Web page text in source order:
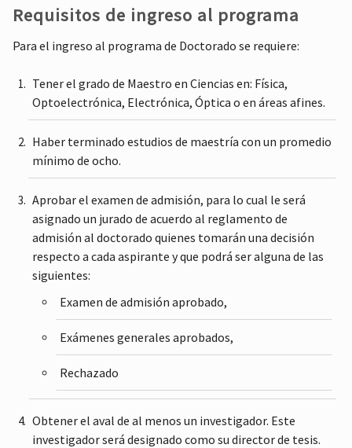
Requisitos de ingreso al programa
Para el ingreso al programa de Doctorado se requiere:
Tener el grado de Maestro en Ciencias en: Física,
Optoelectrónica, Electrónica, Óptica o en áreas afines.
Haber terminado estudios de maestría con un promedio
mínimo de ocho.
Aprobar el examen de admisión, para lo cual le será
asignado un jurado de acuerdo al reglamento de
admisión al doctorado quienes tomarán una decisión
respecto a cada aspirante y que podrá ser alguna de las
siguientes:
Examen de admisión aprobado,
Exámenes generales aprobados,
Rechazado
Obtener el aval de al menos un investigador. Este
investigador será designado como su director de tesis.